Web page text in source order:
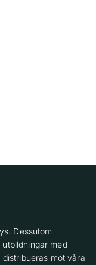
Dessutom
med
mot våra